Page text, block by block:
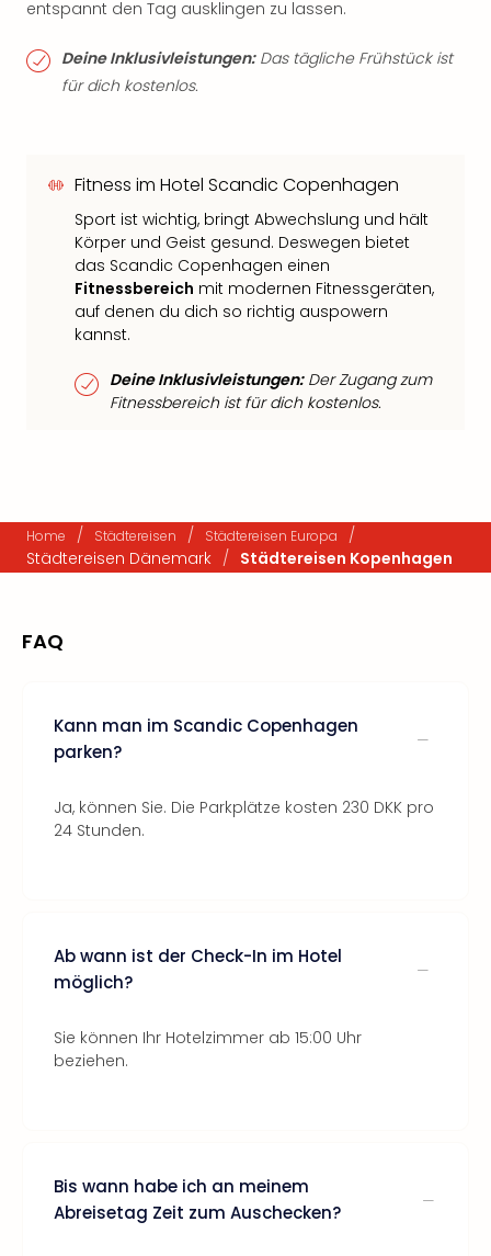
entspannt den Tag ausklingen zu lassen.
Deine Inklusivleistungen:Das tägliche Frühstück ist
für dich kostenlos.
Fitness im Hotel Scandic Copenhagen
Sport ist wichtig, bringt Abwechslung und hält
Körper und Geist gesund. Deswegen bietet
das Scandic Copenhagen einen
Fitnessbereich mit modernen Fitnessgeräten,
auf denen du dich so richtig auspowern
kannst.
Deine Inklusivleistungen:Der Zugang zum
Fitnessbereich ist für dich kostenlos.
Home / Städtereisen / Städtereisen Europa
/
Städtereisen Dänemark / Städtereisen Kopenhagen
FAQ
Kann man im Scandic Copenhagen
parken?
Ja, können Sie. Die Parkplätze kosten 230 DKK pro
24 Stunden.
Ab wann ist der Check-In im Hotel
möglich?
Sie können Ihr Hotelzimmer ab 15:00 Uhr
beziehen.
Bis wann habe ich an meinem
Abreisetag Zeit zum Auschecken?